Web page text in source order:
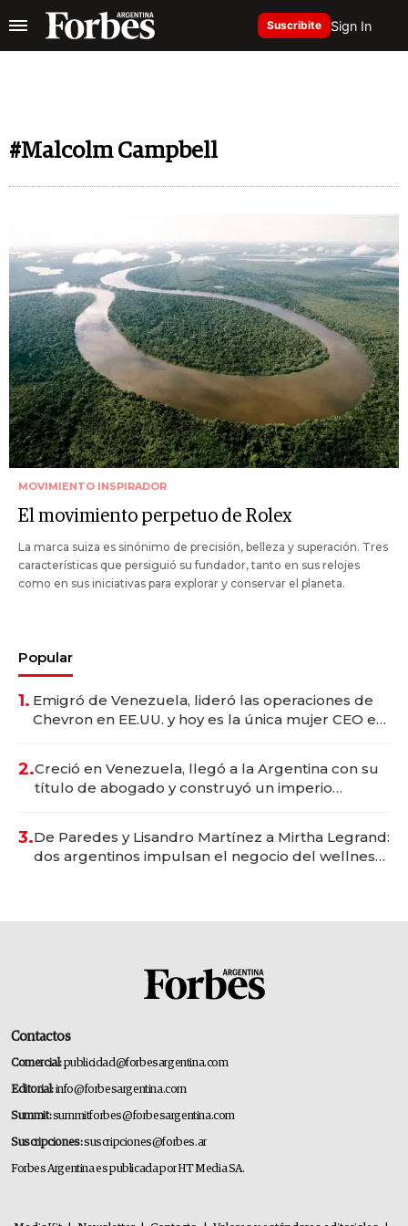
Suscribite Sign In
#Malcolm Campbell
MOVIMIENTO INSPIRADOR
El movimiento perpetuo de Rolex
La marca suiza es sinónimo de precisión, belleza y superación. Tres
características que persiguió su fundador, tanto en sus relojes
como en sus iniciativas para explorar y conservar el planeta.
Popular
1. Emigró de Venezuela, lideró las operaciones de
Chevron en EE.UU. y hoy es la única mujer CEO en
2.Creció en Venezuela, llegó a la Argentina con su
título de abogado y construyó un imperio
3.De Paredes y Lisandro Martínez a Mirtha Legrand:
dos argentinos impulsan el negocio del wellness
Contactos
Comercial:publicidad@forbesargentina.com
Editorial:info@forbesargentina.com
Summit:summitforbes@forbesargentina.com
Suscripciones:suscripciones@forbes.ar
Forbes Argentina es publicada por HT Media SA.